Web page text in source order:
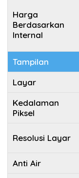
Harga
Berdasarkan
Internal
Tampilan
Layar
Kedalaman
Piksel
Resolusi Layar
Anti Air